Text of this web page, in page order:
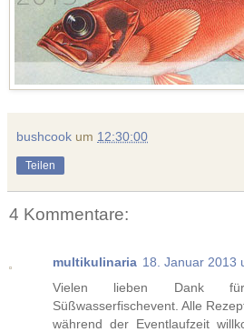
bushcook um 12:30:00
Teilen
4 Kommentare:
multikulinaria 18. Januar 2013
Vielen lieben Dank
Süßwasserfischevent. Alle
während der Eventlaufzeit